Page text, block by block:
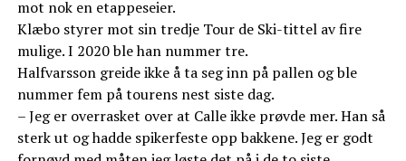
mot nok en etappeseier.
Klæbo styrer mot sin tredje Tour de Ski-tittel av fire
mulige. I 2020 ble han nummer tre.
Halfvarsson greide ikke å ta seg inn på pallen og ble
nummer fem på tourens nest siste dag.
– Jeg er overrasket over at Calle ikke prøvde mer. Han så
sterk ut og hadde spikerfeste opp bakkene. Jeg er godt